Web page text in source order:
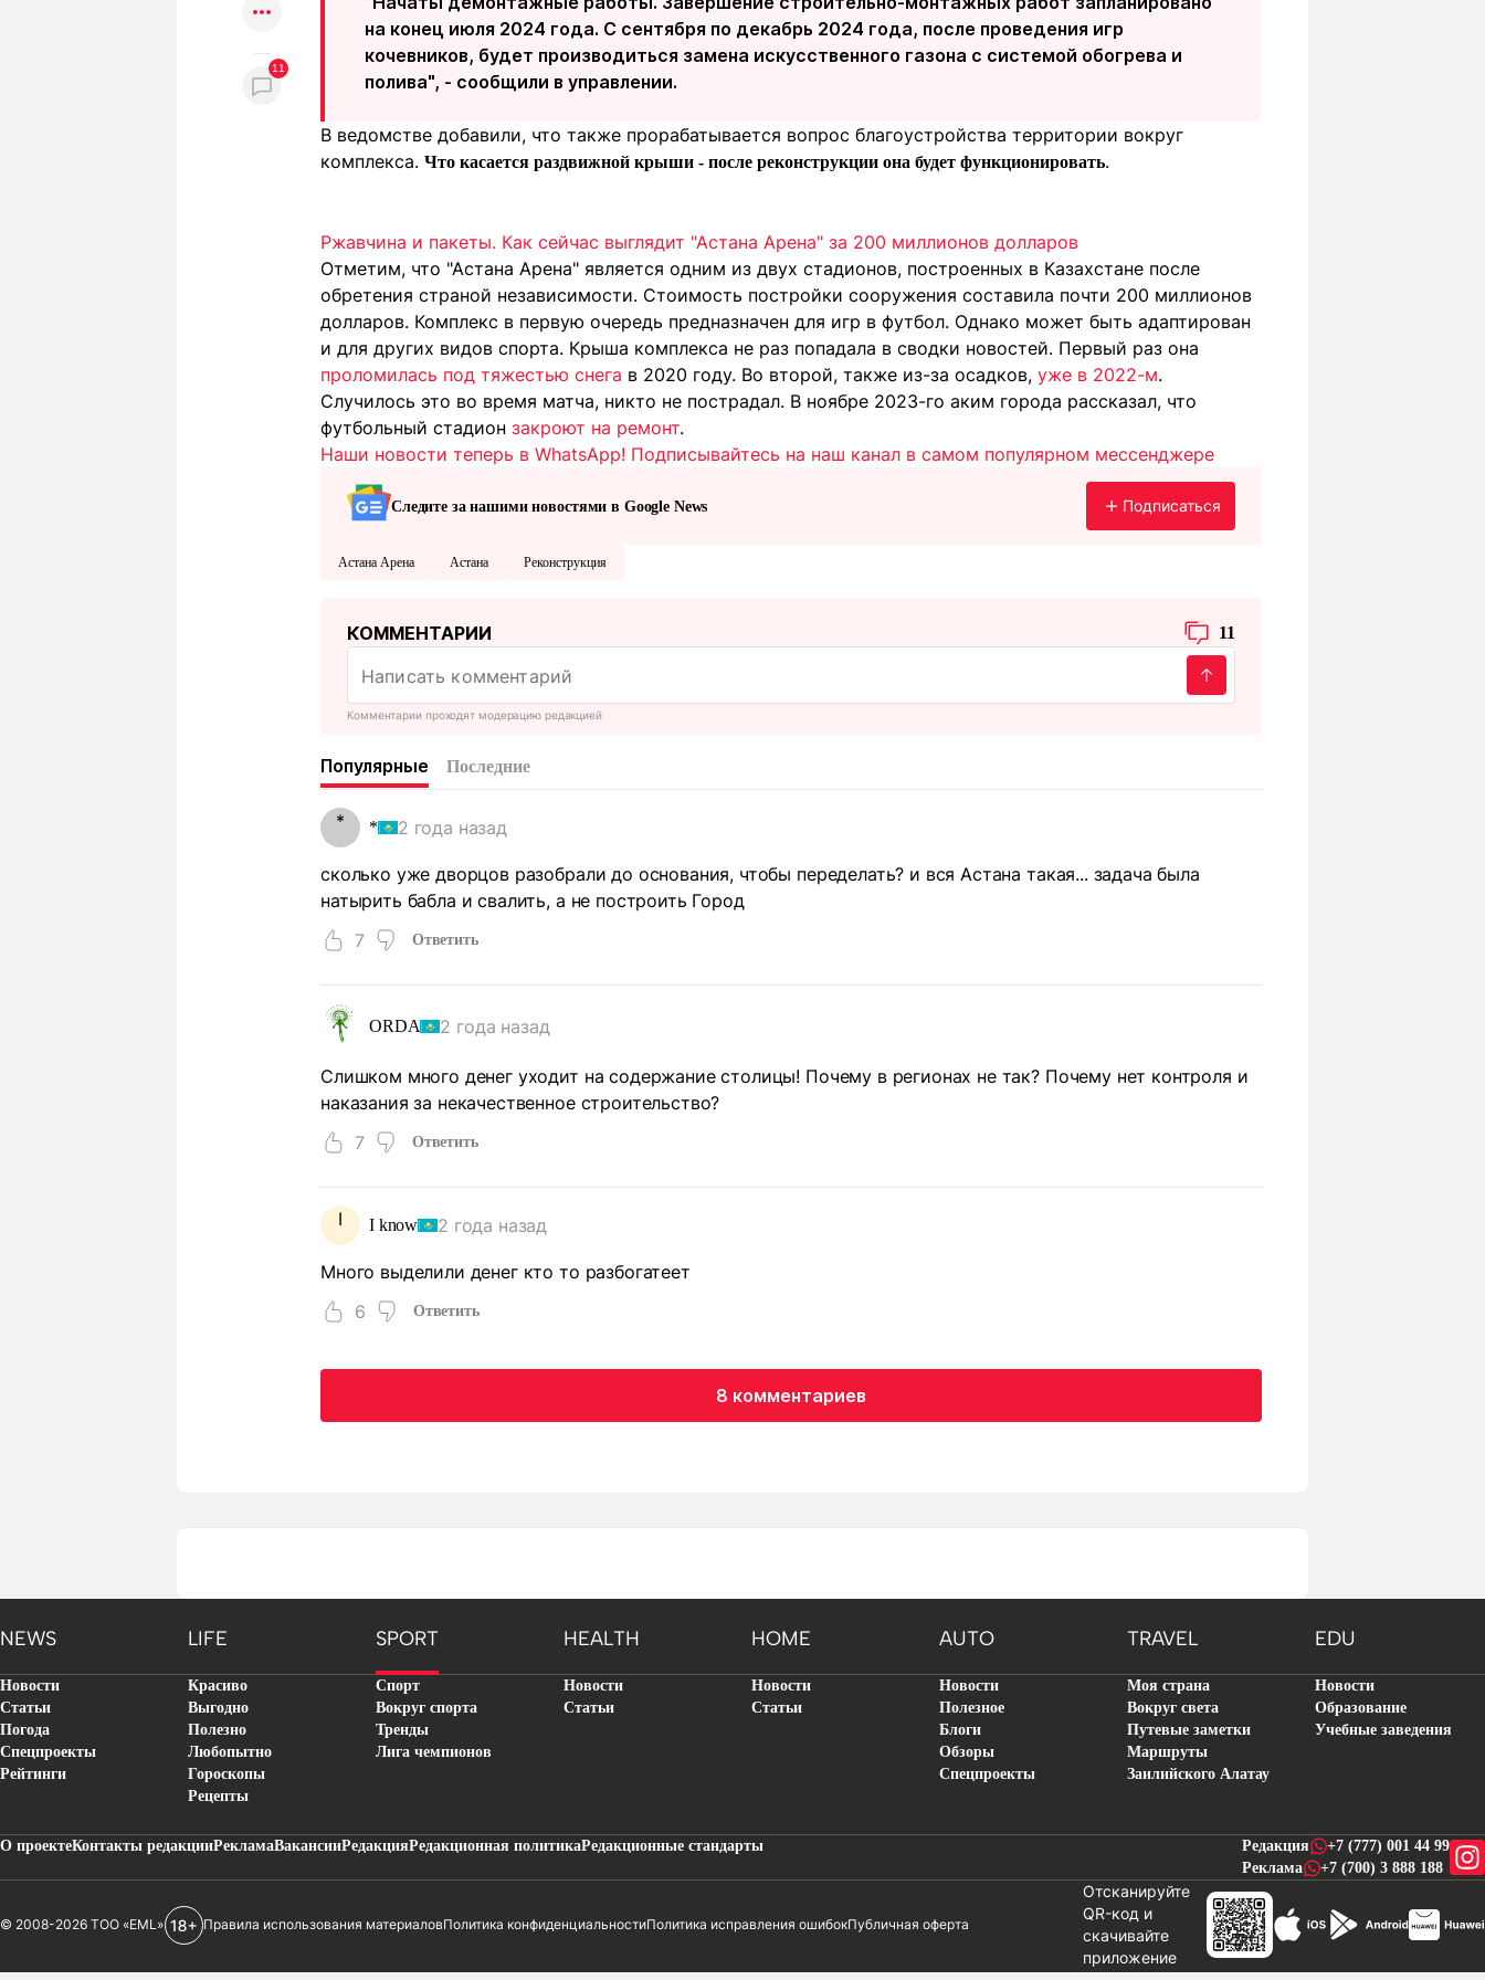
11
на конец июля 2024 года. С сентября по декабрь 2024 года, после проведения игр
кочевников, будет производиться замена искусственного газона с системой обогрева и
полива", - сообщили в управлении.
В ведомстве добавили, что также прорабатывается вопрос благоустройства территории вокруг
комплекса. Что касается раздвижной крыши - после реконструкции она будет функционировать.
Ржавчина и пакеты. Как сейчас выглядит "Астана Арена" за 200 миллионов долларов
Отметим, что "Астана Арена" является одним из двух стадионов, построенных в Казахстане после
обретения страной независимости. Стоимость постройки сооружения составила почти 200 миллионов
долларов. Комплекс в первую очередь предназначен для игр в футбол. Однако может быть адаптирован
и для других видов спорта. Крыша комплекса не раз попадала в сводки новостей. Первый раз она
проломилась под тяжестью снега в 2020 году. Во второй, также из-за осадков, уже в 2022-м.
Случилось это во время матча, никто не пострадал. В ноябре 2023-го аким города рассказал, что
футбольный стадион закроют на ремонт.
Наши новости теперь в WhatsApp! Подписывайтесь на наш канал в самом популярном мессенджере
Следите за нашими новостями в Google News Подписаться
Астана Арена Астана Реконструкция
КОММЕНТАРИИ 11
Комментарии проходят модерацию редакцией
Популярные Последние
* * 2 года назад
сколько уже дворцов разобрали до основания, чтобы переделать? и вся Астана такая... задача была
натырить бабла и свалить, а не построить Город
7
Ответить
ORDA 2 года назад
Слишком много денег уходит на содержание столицы! Почему в регионах не так? Почему нет контроля и
наказания за некачественное строительство?
7
Ответить
I I know 2 года назад
Много выделили денег кто то разбогатеет
6
Ответить
8 комментариев
NEWS LIFE SPORT HEALTH HOME AUTO TRAVEL EDU
Новости
Статьи
Погода
Спецпроекты
Рейтинги
Красиво
Выгодно
Полезно
Любопытно
Гороскопы
Рецепты
Спорт
Вокруг спорта
Тренды
Лига чемпионов
Новости
Статьи
Новости
Статьи
Новости
Полезное
Блоги
Обзоры
Спецпроекты
Моя страна
Вокруг света
Путевые заметки
Маршруты
Заилийского Алатау
Новости
Образование
Учебные заведения
О проектеКонтакты редакцииРекламаВакансииРедакцияРедакционная политикаРедакционные стандарты Редакция
+7 (777) 001 44 99
Реклама
+7 (700) 3 888 188
© 2008-2026 ТОО «EML» Правила использования материаловПолитика конфиденциальностиПолитика исправления ошибокПубличная оферта
Отсканируйте
QR-код и
скачивайте
приложениеновостей